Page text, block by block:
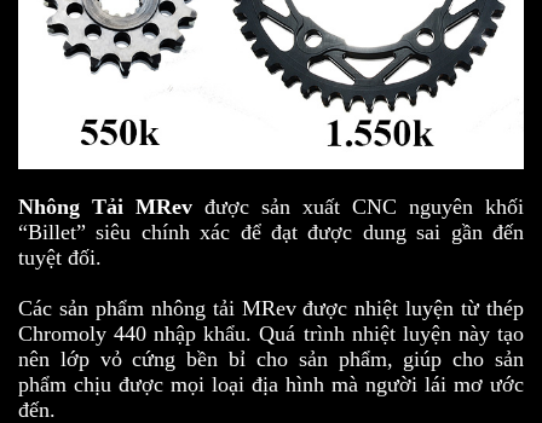
Nhông Tải MRev được sản xuất CNC nguyên khối
“Billet” siêu chính xác để đạt được dung sai gần đến
tuyệt đối.
Các sản phẩm nhông tải MRev được nhiệt luyện từ thép
Chromoly 440 nhập khẩu. Quá trình nhiệt luyện này tạo
nên lớp vỏ cứng bền bỉ cho sản phẩm, giúp cho sản
phẩm chịu được mọi loại địa hình mà người lái mơ ước
đến.